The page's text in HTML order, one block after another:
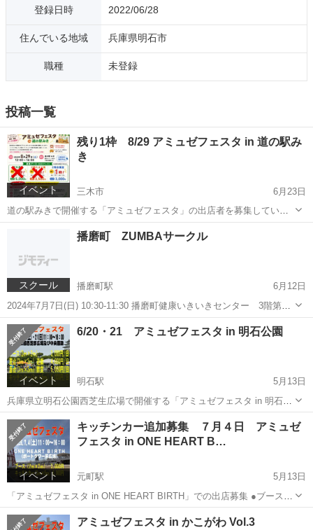
登録日時 2022/06/28
住んでいる地域 兵庫県明石市
職種 未登録
投稿一覧
イベント
残り1枠 8/29 アミュゼフェスタ in 道の駅み
き
三木市
6月23日
道の駅みきで開催する「アミュゼフェスタ」の出店者を募集していま
す。 ハンドメイド作品、雑貨・グッズ販売、ワークショップ、家庭不
用品、遊戯コーナーなど、幅広いジャンルの出店が可能 です。当日は
2階催事場でダンスや音楽のス...
三木市 フリーマーケット 会場
スクール
播磨町 ZUMBAサークル
播磨町駅
6月12日
2024年7月7日(日) 10:30-11:30 播磨町健康いきいきセンター 3階第2
会議室 （兵庫県加古郡播磨町南大中1丁目8番60号） ¥1,000- 当日参加
オッケー👌 インストラクター:MICO ※...
兵庫 加古郡 ZUMBA
イベント
6/20・21 アミュゼフェスタ in 明石公園
明石駅
5月13日
兵庫県立明石公園西芝生広場で開催する「アミュゼフェスタ in 明石公
園」での出店募集 ●ブース（ハンドメイド作品、グッズ販売、ワーク
ショップ、家庭不用品） ●屋台（遊戯、飲食など） ●キッチンカー 会
場内では、ダンス...
兵庫 明石市 フリーマーケット 屋台
イベント
キッチンカー追加募集 ７月４日 アミュゼ
フェスタ in ONE HEART B…
元町駅
5月13日
「アミュゼフェスタ in ONE HEART BIRTH」での出店募集 ●ブース
（ハンドメイド作品、グッズ販売、ワークショップ、家庭不用品、遊
戯） 会場内では、ダンスや音楽のステージも行われます。 日時
兵庫 神戸市 元町駅 フリーマーケット
アミュゼフェスタ in かこがわ Vol.3